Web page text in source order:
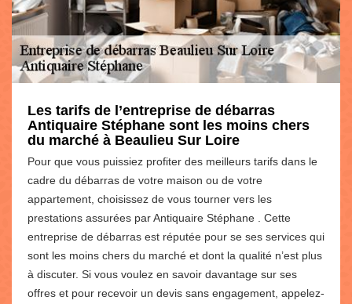
Les tarifs de l’entreprise de débarras
Antiquaire Stéphane sont les moins chers
du marché à Beaulieu Sur Loire
Pour que vous puissiez profiter des meilleurs tarifs dans le
cadre du débarras de votre maison ou de votre
appartement, choisissez de vous tourner vers les
prestations assurées par Antiquaire Stéphane . Cette
entreprise de débarras est réputée pour se ses services qui
sont les moins chers du marché et dont la qualité n’est plus
à discuter. Si vous voulez en savoir davantage sur ses
offres et pour recevoir un devis sans engagement, appelez-